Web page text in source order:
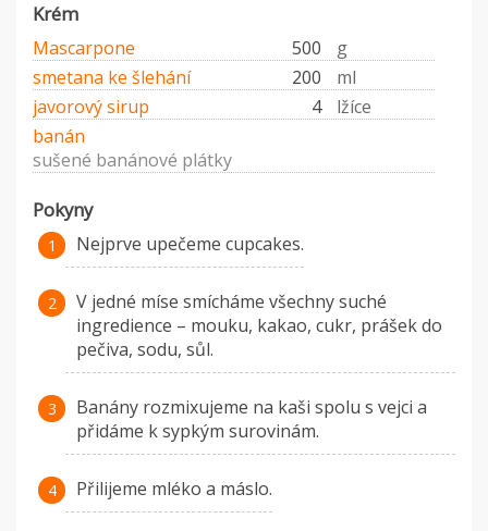
Krém
Mascarpone 500
g
smetana ke šlehání
200
ml
javorový sirup
4
lžíce
banán
sušené banánové plátky
Pokyny
Nejprve upečeme cupcakes.
V jedné míse smícháme všechny suché
ingredience – mouku, kakao, cukr, prášek do
pečiva, sodu, sůl.
Banány rozmixujeme na kaši spolu s vejci a
přidáme k sypkým surovinám.
Přilijeme mléko a máslo.